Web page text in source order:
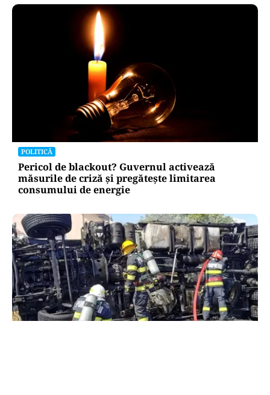
POLITICĂ
Pericol de blackout? Guvernul activează
măsurile de criză și pregătește limitarea
consumului de energie